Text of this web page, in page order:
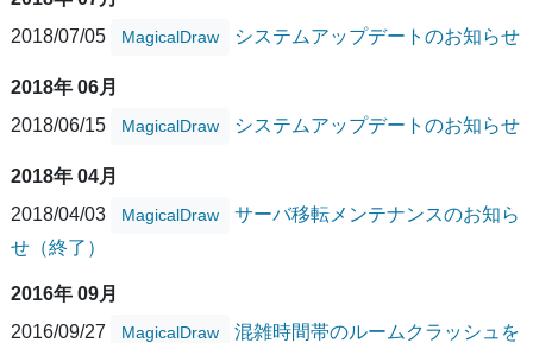
2018/07/05
MagicalDraw システムアップデートのお知らせ
2018年 06月
2018/06/15
MagicalDraw システムアップデートのお知らせ
2018年 04月
2018/04/03
MagicalDraw
サーバ移転メンテナンスのお知ら
せ（終了）
2016年 09月
2016/09/27
MagicalDraw
混雑時間帯のルームクラッシュを